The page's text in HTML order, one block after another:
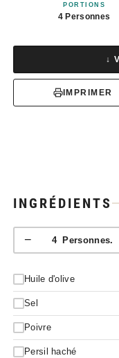
PORTIONS
4 Personnes
↓
IMPRIMER
INGRÉDIENTS
− 4Personnes.
Huile d'olive
Sel
Poivre
Persil haché